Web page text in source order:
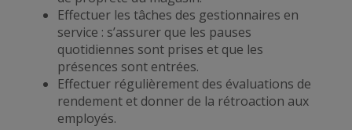
Effectuer les tâches des gestionnaires en
service : s’assurer que les pauses
quotidiennes sont prises et que les
présences sont entrées.
Effectuer régulièrement des évaluations de
rendement et donner de la rétroaction aux
employés.